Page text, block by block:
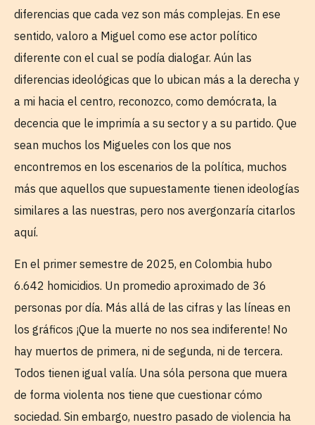
diferencias que cada vez son más complejas. En ese
sentido, valoro a Miguel como ese actor político
diferente con el cual se podía dialogar. Aún las
diferencias ideológicas que lo ubican más a la derecha y
a mi hacia el centro, reconozco, como demócrata, la
decencia que le imprimía a su sector y a su partido. Que
sean muchos los Migueles con los que nos
encontremos en los escenarios de la política, muchos
más que aquellos que supuestamente tienen ideologías
similares a las nuestras, pero nos avergonzaría citarlos
aquí.
En el primer semestre de 2025, en Colombia hubo
6.642 homicidios. Un promedio aproximado de 36
personas por día. Más allá de las cifras y las líneas en
los gráficos ¡Que la muerte no nos sea indiferente! No
hay muertos de primera, ni de segunda, ni de tercera.
Todos tienen igual valía. Una sóla persona que muera
de forma violenta nos tiene que cuestionar cómo
sociedad. Sin embargo, nuestro pasado de violencia ha